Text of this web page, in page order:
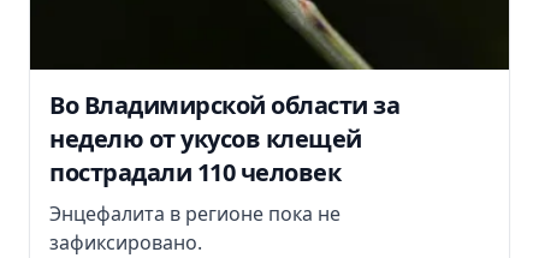
Во Владимирской области за
неделю от укусов клещей
пострадали 110 человек
Энцефалита в регионе пока не
зафиксировано.